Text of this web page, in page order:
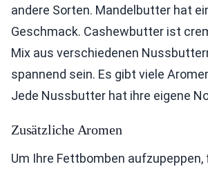
andere Sorten. Mandelbutter hat
Geschmack. Cashewbutter ist
Mix aus verschiedenen
spannend sein. Es gibt viele
Jede Nussbutter hat ihre eigene
Zusätzliche Aromen
Um Ihre Fettbomben aufzupeppen,